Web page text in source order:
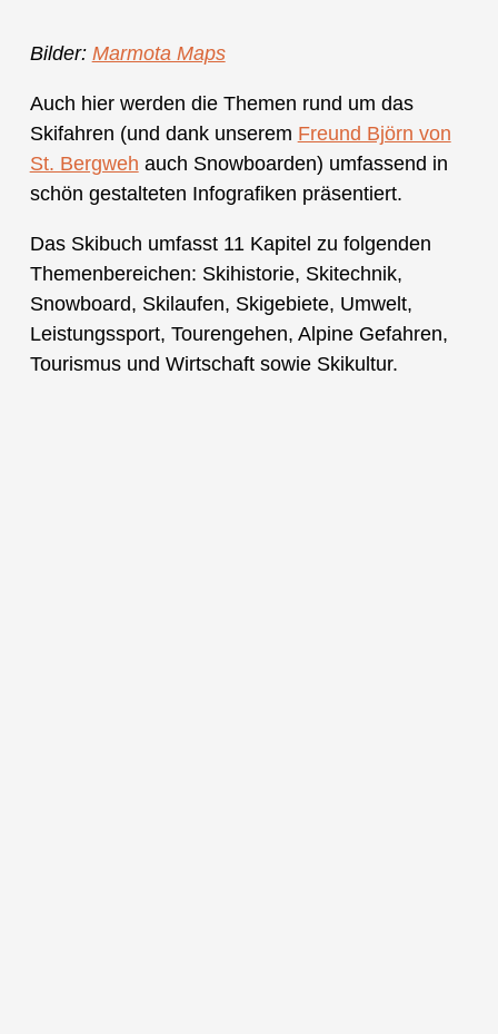
Bilder: Marmota Maps
Auch hier werden die Themen rund um das
Skifahren (und dank unserem Freund Björn von
St. Bergweh auch Snowboarden) umfassend in
schön gestalteten Infografiken präsentiert.
Das Skibuch umfasst 11 Kapitel zu folgenden
Themenbereichen: Skihistorie, Skitechnik,
Snowboard, Skilaufen, Skigebiete, Umwelt,
Leistungssport, Tourengehen, Alpine Gefahren,
Tourismus und Wirtschaft sowie Skikultur.